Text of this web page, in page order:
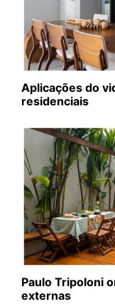
Aplicações do
residenciais
Paulo Tripoloni
externas